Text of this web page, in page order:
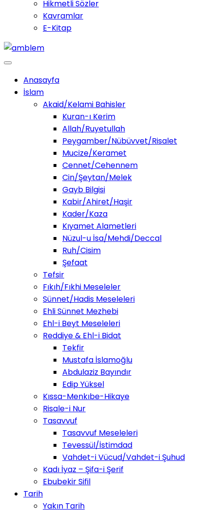
Hikmetli Sözler
Kavramlar
E-Kitap
Anasayfa
İslam
Akaid/Kelami Bahisler
Kuran-ı Kerim
Allah/Ruyetullah
Peygamber/Nübüvvet/Risalet
Mucize/Keramet
Cennet/Cehennem
Cin/Şeytan/Melek
Gayb Bilgisi
Kabir/Ahiret/Haşir
Kader/Kaza
Kıyamet Alametleri
Nüzul-u İsa/Mehdi/Deccal
Ruh/Cisim
Şefaat
Tefsir
Fıkıh/Fıkhi Meseleler
Sünnet/Hadis Meseleleri
Ehli Sünnet Mezhebi
Ehl-i Beyt Meseleleri
Reddiye & Ehl-i Bidat
Tekfir
Mustafa İslamoğlu
Abdulaziz Bayındır
Edip Yüksel
Kıssa-Menkıbe-Hikaye
Risale-i Nur
Tasavvuf
Tasavvuf Meseleleri
Tevessül/İstimdad
Vahdet-i Vücud/Vahdet-i Şuhud
Kadı İyaz – Şifa-i Şerif
Ebubekir Sifil
Tarih
Yakın Tarih